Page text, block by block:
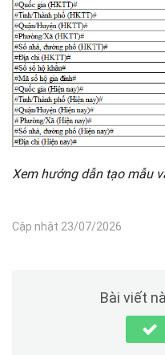
Xem hướng dẫn tạo mẫu
Cập nhật 23/07/2026
Bài viết